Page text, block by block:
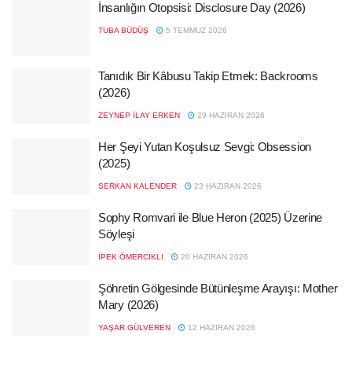
İnsanlığın Otopsisi: Disclosure Day (2026)
TUBA BÜDÜŞ 5 TEMMUZ 2026
Tanıdık Bir Kâbusu Takip Etmek: Backrooms
(2026)
ZEYNEP İLAY ERKEN 29 HAZIRAN 2026
Her Şeyi Yutan Koşulsuz Sevgi: Obsession
(2025)
SERKAN KALENDER 23 HAZIRAN 2026
Sophy Romvari ile Blue Heron (2025) Üzerine
Söyleşi
İPEK ÖMERCIKLI 20 HAZIRAN 2026
Şöhretin Gölgesinde Bütünleşme Arayışı: Mother
Mary (2026)
YAŞAR GÜLVEREN 12 HAZIRAN 2026